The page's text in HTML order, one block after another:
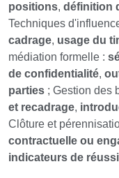
positions, définition
Techniques
cadrage, usage du
médiation formelle :
de confidentialité,
parties ; Gestion des
et recadrage,
Clôture et
contractuelle ou
indicateurs de